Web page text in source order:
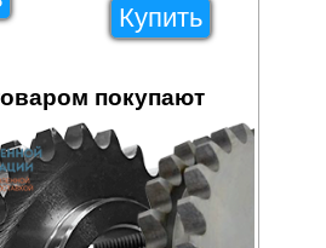
Купить
покупают
136